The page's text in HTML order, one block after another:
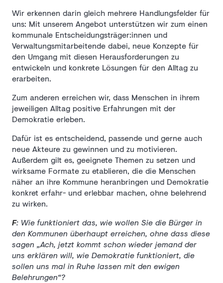
Wir erkennen darin gleich mehrere Handlungsfelder für
uns: Mit unserem Angebot unterstützen wir zum einen
kommunale Entscheidungsträger:innen und
Verwaltungsmitarbeitende dabei, neue Konzepte für
den Umgang mit diesen Herausforderungen zu
entwickeln und konkrete Lösungen für den Alltag zu
erarbeiten.
Zum anderen erreichen wir, dass Menschen in ihrem
jeweiligen Alltag positive Erfahrungen mit der
Demokratie erleben.
Dafür ist es entscheidend, passende und gerne auch
neue Akteure zu gewinnen und zu motivieren.
Außerdem gilt es, geeignete Themen zu setzen und
wirksame Formate zu etablieren, die die Menschen
näher an ihre Kommune heranbringen und Demokratie
konkret erfahr- und erlebbar machen, ohne belehrend
zu wirken.
F: Wie funktioniert das, wie wollen Sie die Bürger in
den Kommunen überhaupt erreichen, ohne dass diese
sagen „Ach, jetzt kommt schon wieder jemand der
uns erklären will, wie Demokratie funktioniert, die
sollen uns mal in Ruhe lassen mit den ewigen
Belehrungen“?